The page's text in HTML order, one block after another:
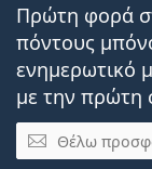
Πρώτη φορά
πόντους
ενημερωτικό
με την πρώτη
Email